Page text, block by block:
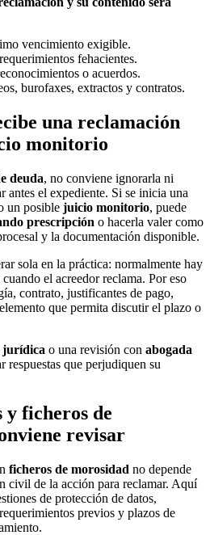
vencimiento exigible.
fehacientes.
o acuerdos.
burofaxes, extractos y contratos.
una reclamación
monitorio
deuda, no conviene ignorarla ni
antes el expediente. Si se inicia una
un posible juicio monitorio, puede
prescripción o hacerla valer como
y la documentación disponible.
sola en la práctica: normalmente hay
cuando el acreedor reclama. Por eso
contrato, justificantes de pago,
que permita discutir el plazo o
jurídica o una revisión con abogada
respuestas que perjudiquen su
y ficheros de
revisar
ficheros de morosidad no depende
civil de la acción para reclamar. Aquí
de protección de datos,
previos y plazos de